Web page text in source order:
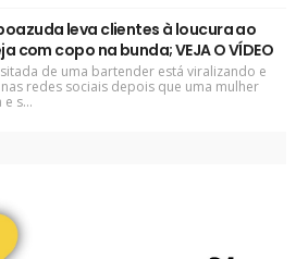
leva clientes à loucura ao
com copo na bunda; VEJA O VÍDEO
de uma bartender está viralizando e
redes sociais depois que uma mulher
s...